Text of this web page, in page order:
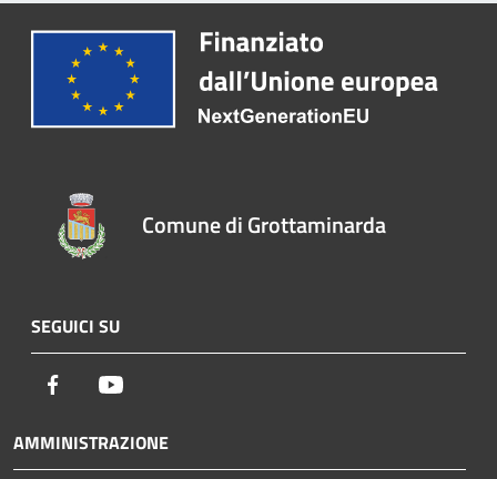
Comune di Grottaminarda
SEGUICI SU
Facebook
AMMINISTRAZIONE